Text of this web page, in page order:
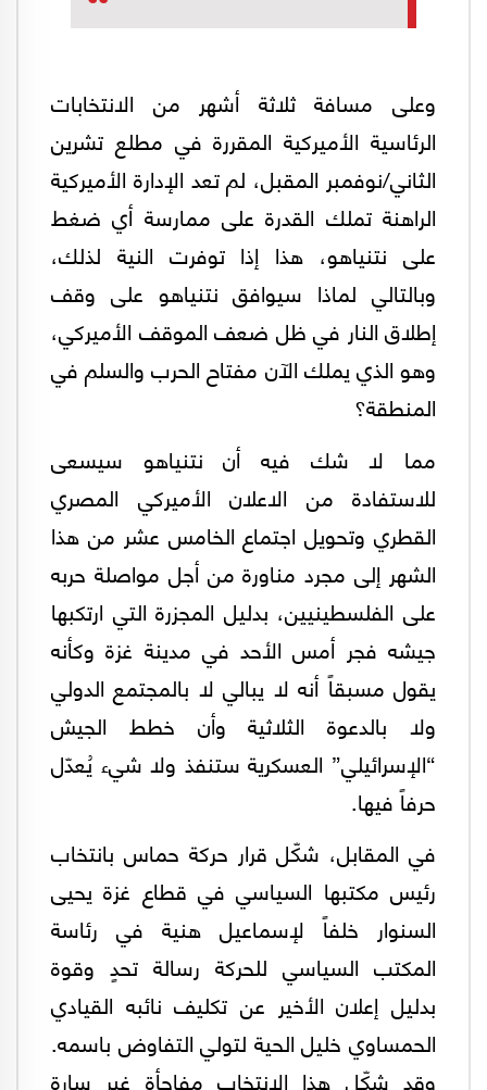
وعلى مسافة ثلاثة أشهر من الانتخابات
الرئاسية الأميركية المقررة في مطلع تشرين
الثاني/نوفمبر المقبل، لم تعد الإدارة الأميركية
الراهنة تملك القدرة على ممارسة أي ضغط
على نتنياهو، هذا إذا توفرت النية لذلك،
وبالتالي لماذا سيوافق نتنياهو على وقف
إطلاق النار في ظل ضعف الموقف الأميركي،
وهو الذي يملك الآن مفتاح الحرب والسلم في
المنطقة؟
مما لا شك فيه أن نتنياهو سيسعى
للاستفادة من الاعلان الأميركي المصري
القطري وتحويل اجتماع الخامس عشر من هذا
الشهر إلى مجرد مناورة من أجل مواصلة حربه
على الفلسطينيين، بدليل المجزرة التي ارتكبها
جيشه فجر أمس الأحد في مدينة غزة وكأنه
يقول مسبقاً أنه لا يبالي لا بالمجتمع الدولي
ولا بالدعوة الثلاثية وأن خطط الجيش
“الإسرائيلي” العسكرية ستنفذ ولا شيء يُعدّل
حرفاً فيها.
في المقابل، شكّل قرار حركة حماس بانتخاب
رئيس مكتبها السياسي في قطاع غزة يحيى
السنوار خلفاً لإسماعيل هنية في رئاسة
المكتب السياسي للحركة رسالة تحدٍ وقوة
بدليل إعلان الأخير عن تكليف نائبه القيادي
الحمساوي خليل الحية لتولي التفاوض باسمه.
وقد شكّل هذا الانتخاب مفاجأة غير سارة